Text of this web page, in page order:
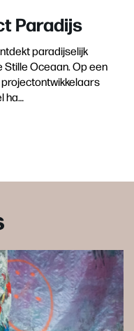
Paradijs
paradijselijk
Stille Oceaan. Op een
ha…